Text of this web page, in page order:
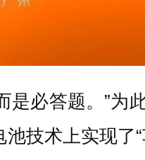
必答题。”为
技术上实现了